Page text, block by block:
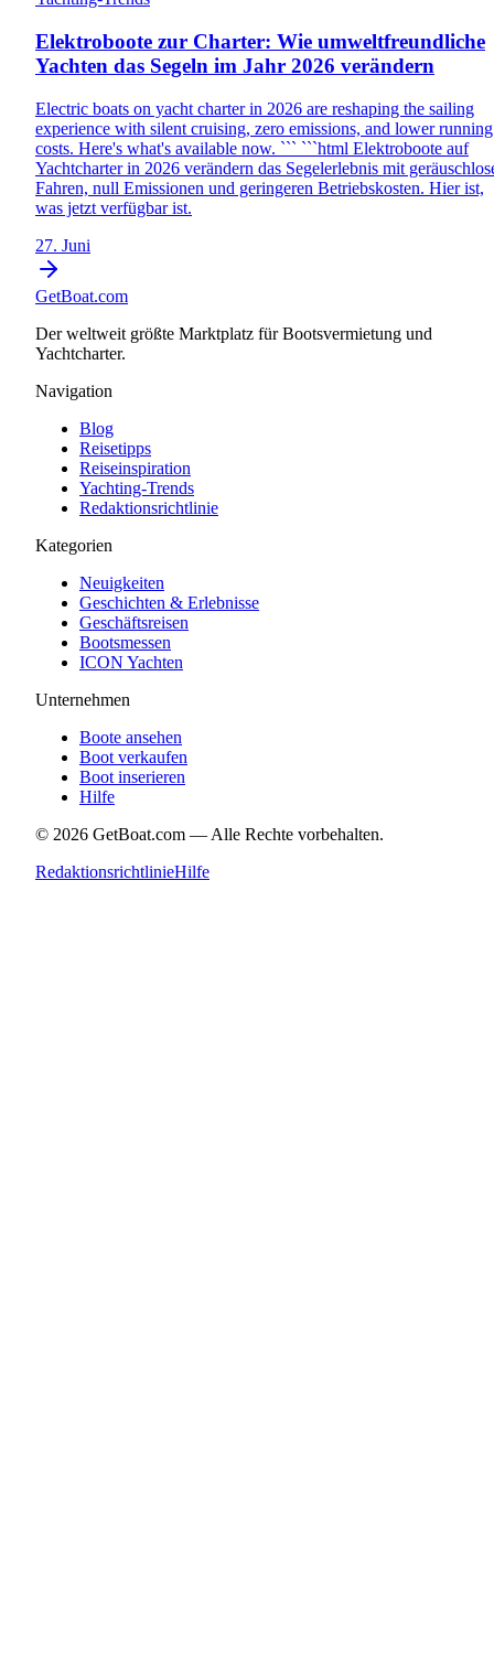
Elektroboote zur Charter: Wie umweltfreundliche
Yachten das Segeln im Jahr 2026 verändern
Electric boats on yacht charter in 2026 are reshaping the sailing
experience with silent cruising, zero emissions, and lower running
costs. Here's what's available now. ``` ```html Elektroboote auf
Yachtcharter in 2026 verändern das Segelerlebnis mit
Fahren, null Emissionen und geringeren Betriebskosten. Hier ist,
was jetzt verfügbar ist.
27. Juni
GetBoat.com
Der weltweit größte Marktplatz für Bootsvermietung und
Yachtcharter.
Navigation
Blog
Reisetipps
Reiseinspiration
Yachting-Trends
Redaktionsrichtlinie
Kategorien
Neuigkeiten
Geschichten & Erlebnisse
Geschäftsreisen
Bootsmessen
ICON Yachten
Unternehmen
Boote ansehen
Boot verkaufen
Boot inserieren
Hilfe
© 2026 GetBoat.com — Alle Rechte vorbehalten.
RedaktionsrichtlinieHilfe